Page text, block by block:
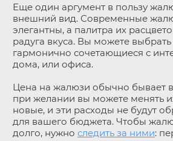
Еще один аргумент в пользу
внешний вид. Современные
элегантны, а палитра их
радуга вкуса. Вы можете
гармонично сочетающиеся с
дома, или офиса.
Цена на жалюзи обычно бывает
при желании вы можете менять
новые, и эти расходы не будут
для вашего бюджета. Чтобы
долго, нужно следить за ними: